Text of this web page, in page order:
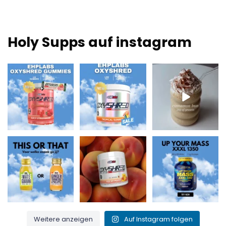
Holy Supps auf instagram
Neu bei Holy Supps 🍬
⚡
Die OxyShred
Gummies von...
3
Mit wenig Fett und
150 mg Koffein pro
Portion! ⚡...
0 2
Nahrhaft, reich an
Proteinen und perfekt
für...
2 0
Maté & Guarana für
den Energiekick
oder...
0 0
Küss meinen Pfirsich
und verbrenne das
Fett! 🍑🔥 ...
1 0
Up Your Mass XXXL
1350 = Protein +
BCAAs für...
1 0
Weitere anzeigen Auf Instagram folgen